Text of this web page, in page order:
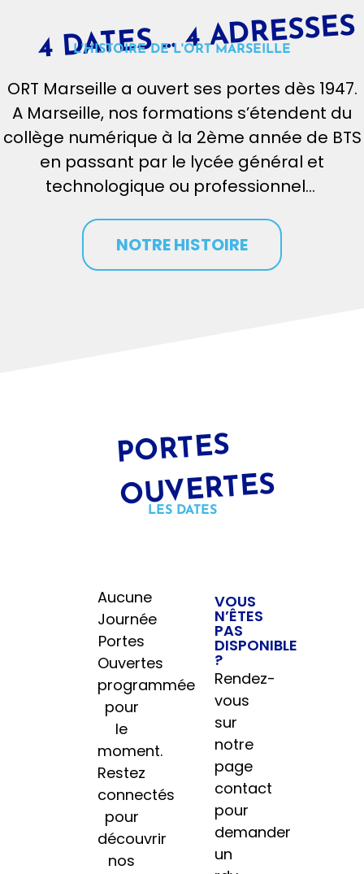
4 DATES ... 4 ADRESSES
L'HISTOIRE DE L'ORT MARSEILLE
ORT Marseille a ouvert ses portes dès 1947.
A Marseille, nos formations s’étendent du
collège numérique à la 2ème année de BTS
en passant par le lycée général et
technologique ou professionnel…
NOTRE HISTOIRE
P
ORTES
OUVERTES
LES DATES
Aucune
Journée
Portes
Ouvertes
programmée
pour
le
moment.
Restez
connectés
pour
découvrir
nos
VOUS
N’ÊTES
PAS
DISPONIBLE
?
Rendez-
vous
sur
notre
page
contact
pour
demander
un